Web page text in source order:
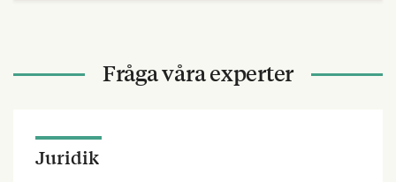
Fråga våra experter
Juridik